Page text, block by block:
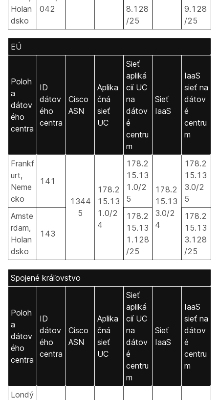
Holan
dsko
042
8.128
/25
9.128
/25
EÚ
Poloh
a
dátov
ého
centra
ID
dátov
ého
centra
Cisco
ASN
Aplika
čná
sieť
UC
Sieť
apliká
cií UC
na
dátov
é
centru
m
Sieť
IaaS
IaaS
sieť na
dátov
é
centru
m
Frankf
urt,
Neme
cko
141
1344
5
178.2
15.13
1.0/2
4
178.2
15.13
1.0/2
5
178.2
15.13
3.0/2
4
178.2
15.13
3.0/2
5
Amste
rdam,
Holan
dsko
143
178.2
15.13
1.128
/25
178.2
15.13
3.128
/25
Spojené kráľovstvo
Poloh
a
dátov
ého
centra
ID
dátov
ého
centra
Cisco
ASN
Aplika
čná
sieť
UC
Sieť
apliká
cií UC
na
dátov
é
centru
m
Sieť
IaaS
IaaS
sieť na
dátov
é
centru
m
Londý